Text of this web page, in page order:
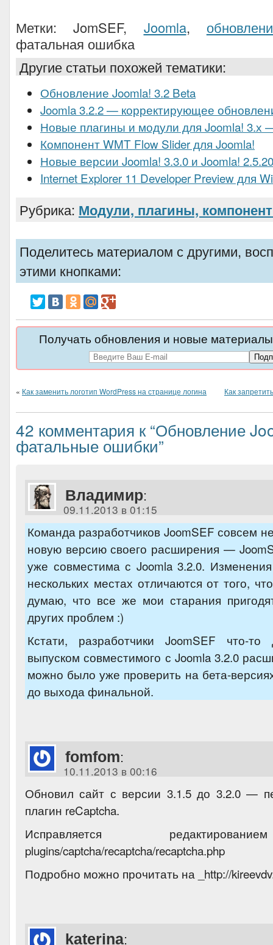
Метки: JomSEF, Joomla,
фатальная ошибка
Другие статьи похожей тематики:
Обновление Joomla! 3.2 Beta
Joomla 3.2.2 — корректирующее
Новые плагины и модули для Joomla! 3.х
Компонент WMT Flow Slider для Joomla!
Новые версии Joomla! 3.3.0 и Joomla! 2.5.20
Internet Explorer 11 Developer Preview для
Рубрика: Модули, плагины,
Поделитесь материалом с другими,
этими кнопками:
Получать обновления и новые
« Как заменить логотип WordPress на странице логина Как
42 комментария к “Обновление
фатальные ошибки”
Владимир:
09.11.2013 в 01:15
Команда разработчиков JoomSEF совсем
новую версию своего расширения —
уже совместима с Joomla 3.2.0.
нескольких местах отличаются от того,
думаю, что все же мои старания
других проблем :)
Кстати, разработчики JoomSEF что-
выпуском совместимого с Joomla 3.2.0
можно было уже проверить на бета-
до выхода финальной.
fomfom:
10.11.2013 в 00:16
Обновил сайт с версии 3.1.5 до 3.2.0 —
плагин reCaptcha.
Исправляется
plugins/captcha/recaptcha/recaptcha.php
Подробно можно прочитать на _http://
katerina: